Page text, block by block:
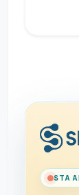
STA